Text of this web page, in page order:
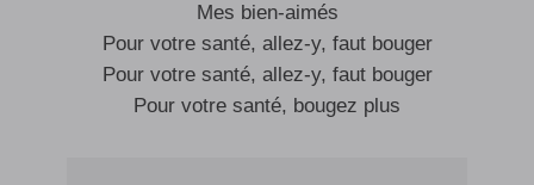
Mes bien-aimés
Pour votre santé, allez-y, faut bouger
Pour votre santé, allez-y, faut bouger
Pour votre santé, bougez plus